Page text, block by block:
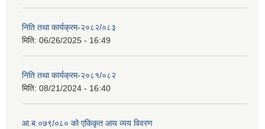
निति तथा कार्यक्रम-२०८२/०८३
मिति: 06/26/2025 - 16:49
निति तथा कार्यक्रम-२०८१/०८२
मिति: 08/21/2024 - 16:40
आ.ब.०७९/०८० को एकिकृत आय व्यय विवरण